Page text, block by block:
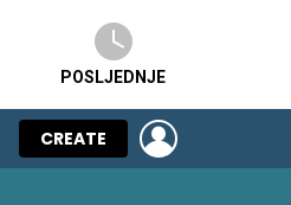
POSLJEDNJE
SWITCH
CREATE